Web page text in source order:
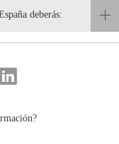
deberás:
Compartir
en